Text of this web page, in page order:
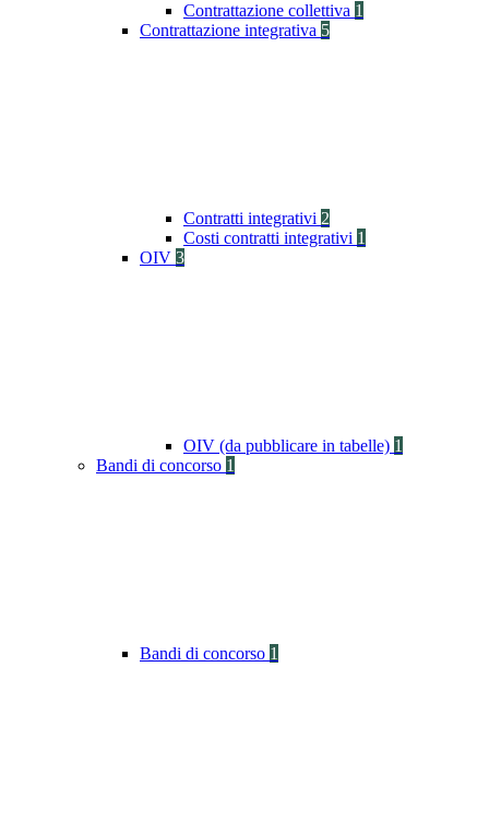
Contrattazione collettiva 1
Contrattazione integrativa 5
Contratti integrativi 2
Costi contratti integrativi 1
OIV 3
OIV (da pubblicare in tabelle) 1
Bandi di concorso 1
Bandi di concorso 1